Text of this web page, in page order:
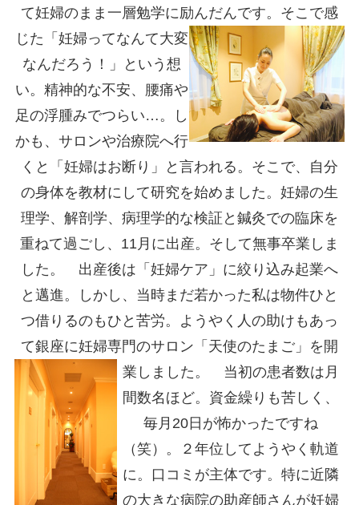
て妊婦のまま一層勉学に励んだんです。 そこで感
じた「妊婦ってなんて大変
なんだろう！」という想
い。精神的な不安、腰痛や
足の浮腫みでつらい…。し
かも、サロンや治療院へ行
くと「妊婦はお断り」と言われる。そこで、自分
の身体を教材にして研究を始めました。妊婦の生
理学、解剖学、病理学的な検証と鍼灸での臨床を
重ねて過ごし、11月に出産。そして無事卒業しま
した。
出産後は「妊婦ケア」に絞り込み起業へ
と邁進。しかし、当時まだ若かった私は物件ひと
つ借りるのもひと苦労。ようやく人の助けもあっ
て銀座に妊婦専門のサロン「天使のたまご」を開
業しました。 当初の患者数は月
間数名ほど。資金繰りも苦しく、
毎月20日が怖かったですね
（笑）。２年位してようやく軌道
に。口コミが主体です。特に近隣
の大きな病院の助産師さんが妊婦